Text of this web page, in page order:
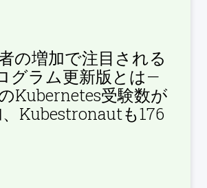
の増加で注目される
グラム更新版とは—
Kubernetes受験数が
、Kubestronautも176